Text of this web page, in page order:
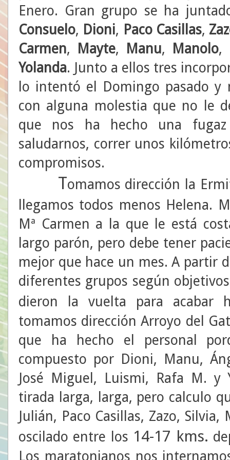
Enero. Gran grupo se ha
Consuelo, Dioni, Paco Casillas,
Carmen, Mayte, Manu, Manolo,
Yolanda. Junto a ellos tres
lo intentó el Domingo pasado
con alguna molestia que no le
que nos ha hecho una fugaz
saludarnos, correr unos
compromisos.
Tomamos dirección la
llegamos todos menos Helena.
Mª Carmen a la que le está
largo parón, pero debe tener
mejor que hace un mes. A partir
diferentes grupos según
dieron la vuelta para acabar
tomamos dirección Arroyo del
que ha hecho el personal
compuesto por Dioni, Manu,
José Miguel, Luismi, Rafa M.
tirada larga, larga, pero calculo
Julián, Paco Casillas, Zazo,
oscilado entre los 14-17 kms.
Los maratonianos nos